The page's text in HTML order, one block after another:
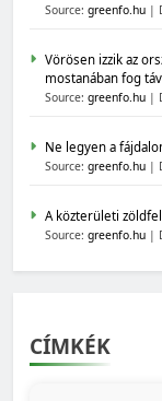
Source: greenfo.hu
Vörösen izzik az
mostanában fog
Source: greenfo.hu
Ne legyen a
Source: greenfo.hu
A közterületi
Source: greenfo.hu
CÍMKÉK